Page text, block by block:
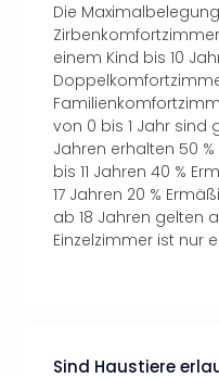
Die
einem Kind bis 10
von 0 bis 1 Jahr sind
Jahren erhalten 50
bis 11 Jahren 40 %
17 Jahren 20 %
ab 18 Jahren gelten
Einzelzimmer ist nur
Sind Haustiere